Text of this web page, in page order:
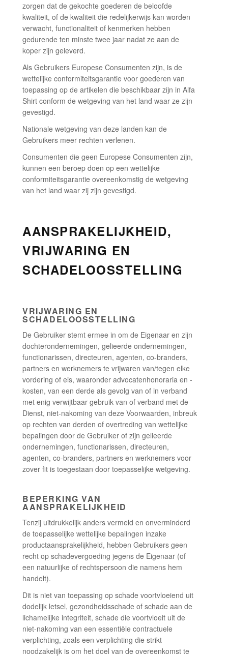
zorgen dat de gekochte goederen de beloofde
kwaliteit, of de kwaliteit die redelijkerwijs kan worden
verwacht, functionaliteit of kenmerken hebben
gedurende ten minste twee jaar nadat ze aan de
koper zijn geleverd.
Als Gebruikers Europese Consumenten zijn, is de
wettelijke conformiteitsgarantie voor goederen van
toepassing op de artikelen die beschikbaar zijn in Alfa
Shirt conform de wetgeving van het land waar ze zijn
gevestigd.
Nationale wetgeving van deze landen kan de
Gebruikers meer rechten verlenen.
Consumenten die geen Europese Consumenten zijn,
kunnen een beroep doen op een wettelijke
conformiteitsgarantie overeenkomstig de wetgeving
van het land waar zij zijn gevestigd.
AANSPRAKELIJKHEID,
VRIJWARING EN
SCHADELOOSSTELLING
VRIJWARING EN
SCHADELOOSSTELLING
De Gebruiker stemt ermee in om de Eigenaar en zijn
dochterondernemingen, gelieerde ondernemingen,
functionarissen, directeuren, agenten, co-branders,
partners en werknemers te vrijwaren van/tegen elke
vordering of eis, waaronder advocatenhonoraria en -
kosten, van een derde als gevolg van of in verband
met enig verwijtbaar gebruik van of verband met de
Dienst, niet-nakoming van deze Voorwaarden, inbreuk
op rechten van derden of overtreding van wettelijke
bepalingen door de Gebruiker of zijn gelieerde
ondernemingen, functionarissen, directeuren,
agenten, co-branders, partners en werknemers voor
zover fit is toegestaan door toepasselijke wetgeving.
BEPERKING VAN
AANSPRAKELIJKHEID
Tenzij uitdrukkelijk anders vermeld en onverminderd
de toepasselijke wettelijke bepalingen inzake
productaansprakelijkheid, hebben Gebruikers geen
recht op schadevergoeding jegens de Eigenaar (of
een natuurlijke of rechtspersoon die namens hem
handelt).
Dit is niet van toepassing op schade voortvloeiend uit
dodelijk letsel, gezondheidsschade of schade aan de
lichamelijke integriteit, schade die voortvloeit uit de
niet-nakoming van een essentiële contractuele
verplichting, zoals een verplichting die strikt
noodzakelijk is om het doel van de overeenkomst te